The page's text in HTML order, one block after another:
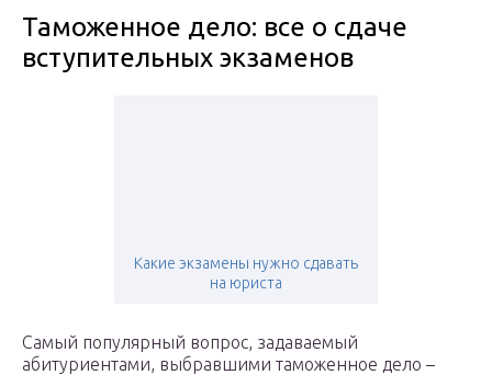
Таможенное дело: все о сдаче
вступительных экзаменов
Какие экзамены нужно сдавать
на юриста
Самый популярный вопрос, задаваемый
абитуриентами, выбравшими таможенное дело –